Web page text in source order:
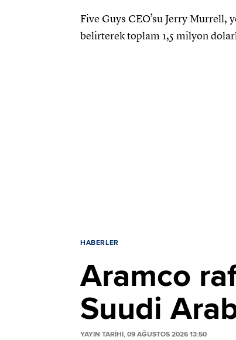
Five Guys CEO’su Jerry Murrell,
belirterek toplam 1,5 milyon
HABERLER
Aramco
Suudi
YAYIN TARİHİ, 09 AĞUSTOS 2026 13:50